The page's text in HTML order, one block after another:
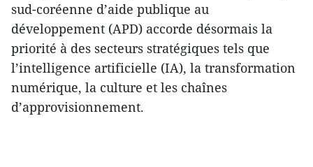
sud-coréenne d’aide publique au
développement (APD) accorde désormais la
priorité à des secteurs stratégiques tels que
l’intelligence artificielle (IA), la transformation
numérique, la culture et les chaînes
d’approvisionnement.